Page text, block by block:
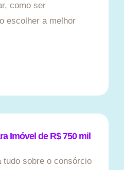
como ser
escolher a melhor
Imóvel de R$ 750 mil
tudo sobre o consórcio